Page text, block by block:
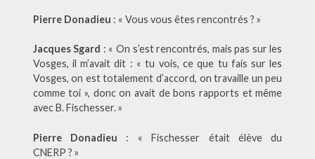
Pierre Donadieu : « Vous vous êtes rencontrés ? »
Jacques Sgard : « On s’est rencontrés, mais pas sur les
Vosges, il m’avait dit : « tu vois, ce que tu fais sur les
Vosges, on est totalement d’accord, on travaille un peu
comme toi », donc on avait de bons rapports et même
avec B. Fischesser. »
Pierre Donadieu : « Fischesser était élève du
CNERP ? »